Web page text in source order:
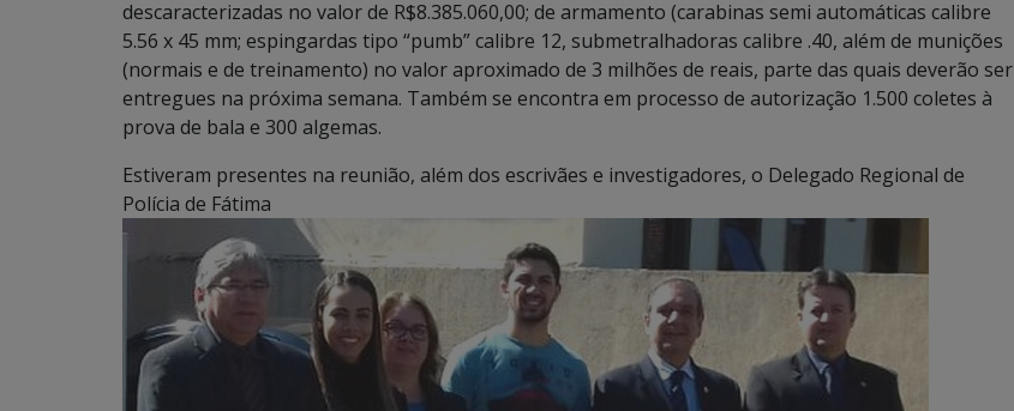
descaracterizadas no valor de R$8.385.060,00; de armamento (carabinas semi automáticas calibre
5.56 x 45 mm; espingardas tipo “pumb” calibre 12, submetralhadoras calibre .40, além de munições
(normais e de treinamento) no valor aproximado de 3 milhões de reais, parte das quais deverão ser
entregues na próxima semana. Também se encontra em processo de autorização 1.500 coletes à
prova de bala e 300 algemas.
Estiveram presentes na reunião, além dos escrivães e investigadores, o Delegado Regional de
Polícia de Fátima